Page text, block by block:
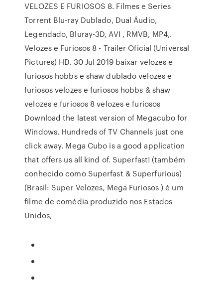
VELOZES E FURIOSOS 8. Filmes e Series
Torrent Blu-ray Dublado, Dual Áudio,
Legendado, Bluray-3D, AVI , RMVB, MP4,.
Velozes e Furiosos 8 - Trailer Oficial (Universal
Pictures) HD. 30 Jul 2019 baixar velozes e
furiosos hobbs e shaw dublado velozes e
furiosos velozes e furiosos hobbs & shaw
velozes e furiosos 8 velozes e furiosos
Download the latest version of Megacubo for
Windows. Hundreds of TV Channels just one
click away. Mega Cubo is a good application
that offers us all kind of. Superfast! (também
conhecido como Superfast & Superfurious)
(Brasil: Super Velozes, Mega Furiosos ) é um
filme de comédia produzido nos Estados
Unidos,